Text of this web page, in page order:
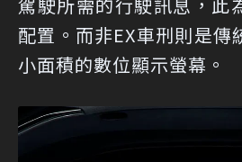
配置。而非EX車刑則是傳
小面積的數位顯示螢幕。